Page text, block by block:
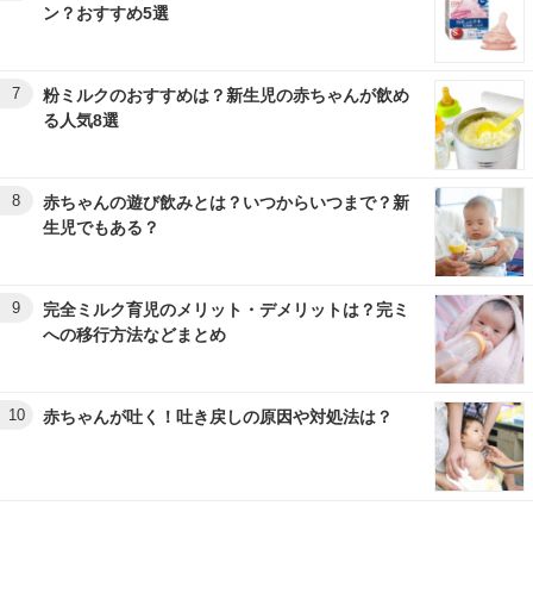
ン？おすすめ5選
7
粉ミルクのおすすめは？新生児の赤ちゃんが飲め
る人気8選
8
赤ちゃんの遊び飲みとは？いつからいつまで？新
生児でもある？
9
完全ミルク育児のメリット・デメリットは？完ミ
への移行方法などまとめ
10 赤ちゃんが吐く！吐き戻しの原因や対処法は？